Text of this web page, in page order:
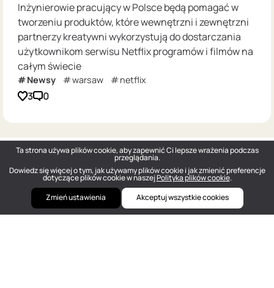
Inżynierowie pracujący w Polsce będą pomagać w
tworzeniu produktów, które wewnętrzni i zewnętrzni
partnerzy kreatywni wykorzystują do dostarczania
użytkownikom serwisu Netflix programów i filmów na
całym świecie
Newsy warsaw netflix
3 0
Ta strona używa plików cookie, aby zapewnić Ci lepsze wrażenia podczas
przeglądania.
Dowiedz się więcej o tym, jak używamy plików cookie i jak zmienić preferencje
dotyczące plików cookie w naszejPolityka plików cookie.
Zmień ustawienia
Akceptuj wszystkie cookies